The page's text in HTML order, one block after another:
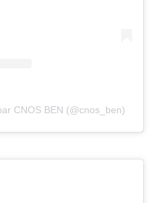
CNOS BEN (@cnos_ben)